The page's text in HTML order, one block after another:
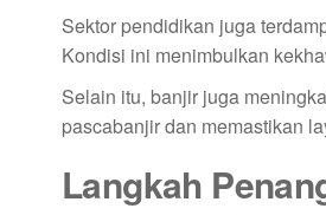
Sektor pendidikan juga
Kondisi ini menimbulkan
Selain itu, banjir juga
pascabanjir dan memastikan
Langkah